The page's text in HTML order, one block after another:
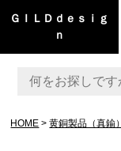
ＧＩＬＤｄｅｓｉｇ
ｎ
HOME 黄銅製品（真鍮）